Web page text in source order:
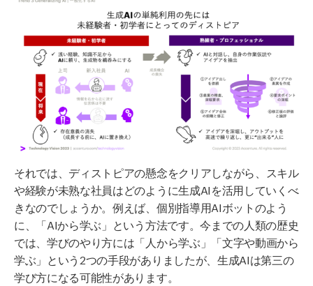
それでは、ディストピアの懸念をクリアしながら、スキル
や経験が未熟な社員はどのように生成AIを活用していくべ
きなのでしょうか。例えば、個別指導用AIボットのよう
に、「AIから学ぶ」という方法です。今までの人類の歴史
では、学びのやり方には「人から学ぶ」「文字や動画から
学ぶ」という2つの手段がありましたが、生成AIは第三の
学び方になる可能性があります。